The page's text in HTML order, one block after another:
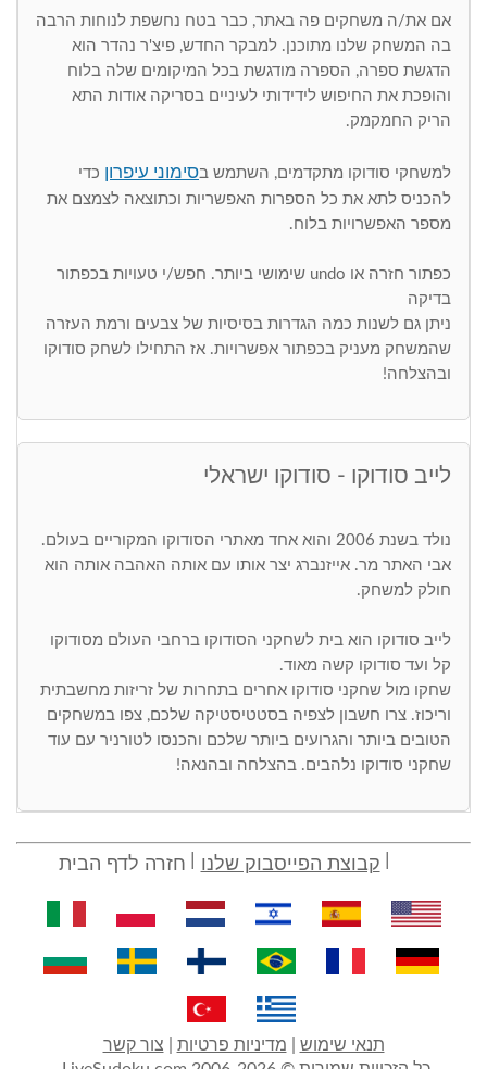
אם את/ה משחקים פה באתר, כבר בטח נחשפת לנוחות הרבה
בה המשחק שלנו מתוכנן. למבקר החדש, פיצ'ר נהדר הוא
הדגשת ספרה, הספרה מודגשת בכל המיקומים שלה בלוח
והופכת את החיפוש לידידותי לעיניים בסריקה אודות התא
הריק החמקמק.
למשחקי סודוקו מתקדמים, השתמש בסימוני עיפרון כדי
להכניס לתא את כל הספרות האפשריות וכתוצאה לצמצם את
מספר האפשרויות בלוח.
כפתור חזרה או undo שימושי ביותר. חפש/י טעויות בכפתור
בדיקה
ניתן גם לשנות כמה הגדרות בסיסיות של צבעים ורמת העזרה
שהמשחק מעניק בכפתור אפשרויות. אז התחילו לשחק סודוקו
ובהצלחה!
לייב סודוקו - סודוקו ישראלי
נולד בשנת 2006 והוא אחד מאתרי הסודוקו המקוריים בעולם.
אבי האתר מר. אייזנברג יצר אותו עם אותה האהבה אותה הוא
חולק למשחק.
לייב סודוקו הוא בית לשחקני הסודוקו ברחבי העולם מסודוקו
קל ועד סודוקו קשה מאוד.
שחקו מול שחקני סודוקו אחרים בתחרות של זריזות מחשבתית
וריכוז. צרו חשבון לצפיה בסטטיסטיקה שלכם, צפו במשחקים
הטובים ביותר והגרועים ביותר שלכם והכנסו לטורניר עם עוד
שחקני סודוקו נלהבים. בהצלחה ובהנאה!
קבוצת הפייסבוק שלנו חזרה לדף הבית
תנאי שימוש| מדיניות פרטיות|
צור קשר